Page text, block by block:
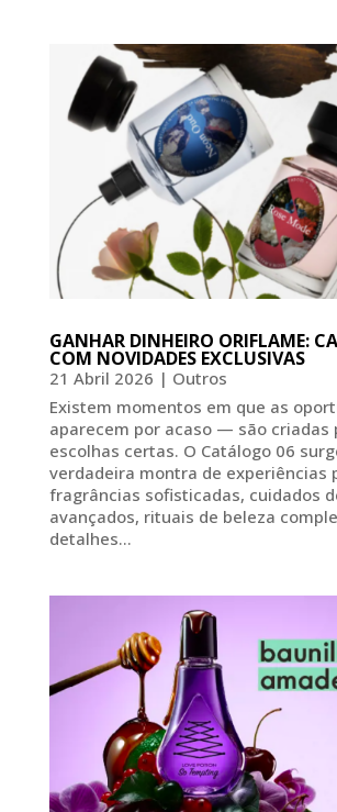
GANHAR DINHEIRO ORIFLAME:
COM NOVIDADES EXCLUSIVAS
21 Abril 2026 | Outros
Existem momentos em que as
aparecem por acaso — são criadas
escolhas certas. O Catálogo 06
verdadeira montra de experiências
fragrâncias sofisticadas, cuidados
avançados, rituais de beleza
detalhes...